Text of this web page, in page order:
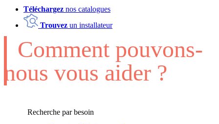
Téléchargez nos catalogues
Trouvez un installateur
Comment pouvons-
nous vous aider ?
Recherche par besoin